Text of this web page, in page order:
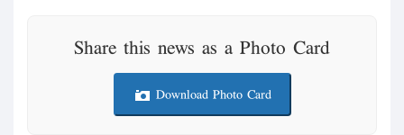
Share this news as a Photo Card
Download Photo Card